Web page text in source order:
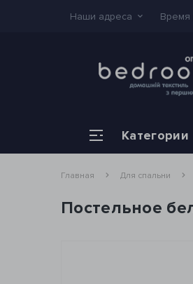
Наши адреса Время
Категории
Главная Для спальни
Постельное